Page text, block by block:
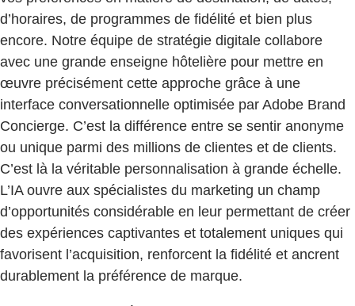
d’horaires, de programmes de fidélité et bien plus
encore. Notre équipe de stratégie digitale collabore
avec une grande enseigne hôtelière pour mettre en
œuvre précisément cette approche grâce à une
interface conversationnelle optimisée par Adobe Brand
Concierge. C’est la différence entre se sentir anonyme
ou unique parmi des millions de clientes et de clients.
C’est là la véritable personnalisation à grande échelle.
L’IA ouvre aux spécialistes du marketing un champ
d’opportunités considérable en leur permettant de créer
des expériences captivantes et totalement uniques qui
favorisent l’acquisition, renforcent la fidélité et ancrent
durablement la préférence de marque.